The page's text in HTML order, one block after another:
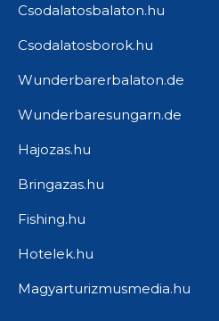
Csodalatosbalaton.hu
Csodalatosborok.hu
Wunderbarerbalaton.de
Wunderbaresungarn.de
Hajozas.hu
Bringazas.hu
Fishing.hu
Hotelek.hu
Magyarturizmusmedia.hu